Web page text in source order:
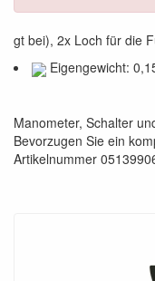
gt bei), 2x Loch für die
Eigengewicht:
Manometer, Schalter
Bevorzugen Sie ein
Artikelnummer